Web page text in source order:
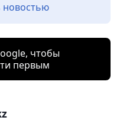
новостью
чтобы
первым